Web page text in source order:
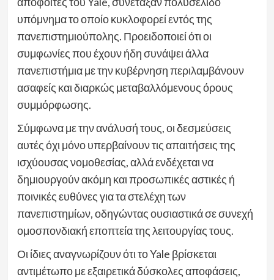
υπόμνημα το οποίο κυκλοφορεί εντός της
πανεπιστημιούπολης. Προειδοποιεί ότι οι
συμφωνίες που έχουν ήδη συνάψει άλλα
πανεπιστήμια με την κυβέρνηση περιλαμβάνουν
ασαφείς και διαρκώς μεταβαλλόμενους όρους
συμμόρφωσης.
Σύμφωνα με την ανάλυσή τους, οι δεσμεύσεις
αυτές όχι μόνο υπερβαίνουν τις απαιτήσεις της
ισχύουσας νομοθεσίας, αλλά ενδέχεται να
δημιουργούν ακόμη και προσωπικές αστικές ή
ποινικές ευθύνες για τα στελέχη των
πανεπιστημίων, οδηγώντας ουσιαστικά σε συνεχή
ομοσπονδιακή εποπτεία της λειτουργίας τους.
Οι ίδιες αναγνωρίζουν ότι το Yale βρίσκεται
αντιμέτωπο με εξαιρετικά δύσκολες αποφάσεις,